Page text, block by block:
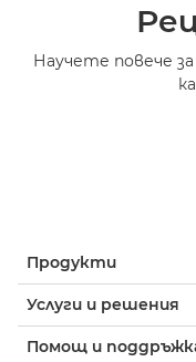
Научете повече
Продукти
Услуги и решения
Помощ и